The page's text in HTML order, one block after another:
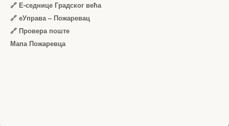
🔗 Е-седнице Градског већа
🔗 еУправа – Пожаревац
🔗 Провера поште
Мапа Пожаревца